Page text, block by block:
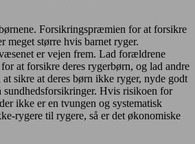
Forsikringspræmien for at forsikre
meget større hvis barnet ryger.
er vejen frem. Lad forældrene
at forsikre deres rygerbørn, og lad andre
sikre at deres børn ikke ryger, nyde godt
sundhedsforsikringer. Hvis risikoen for
ikke er en tvungen og systematisk
rygere til rygere, så er det økonomiske